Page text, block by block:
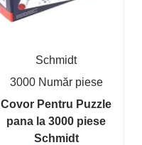
Schmidt
3000 Număr piese
Covor Pentru Puzzle
pana la 3000 piese
Schmidt